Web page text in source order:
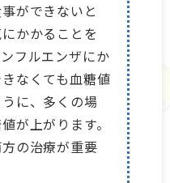
ができないと
かかることを
フルエンザにか
なくても血糖値
に、多くの場
が上がります。
の治療が重要